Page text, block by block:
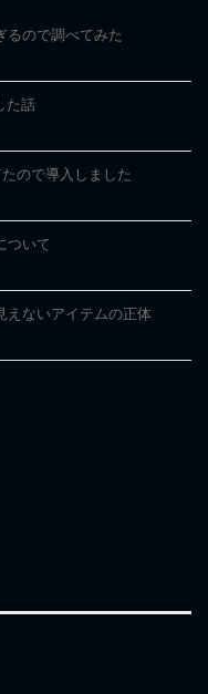
るので調べてみた
た話
ので導入しました
ついて
えないアイテムの正体